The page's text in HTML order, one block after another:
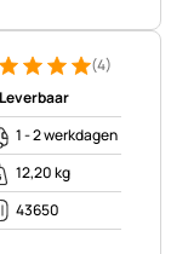
5 van 5 (4
(4)
Leverbaar
1 - 2 werkdagen
12,20 kg
43650